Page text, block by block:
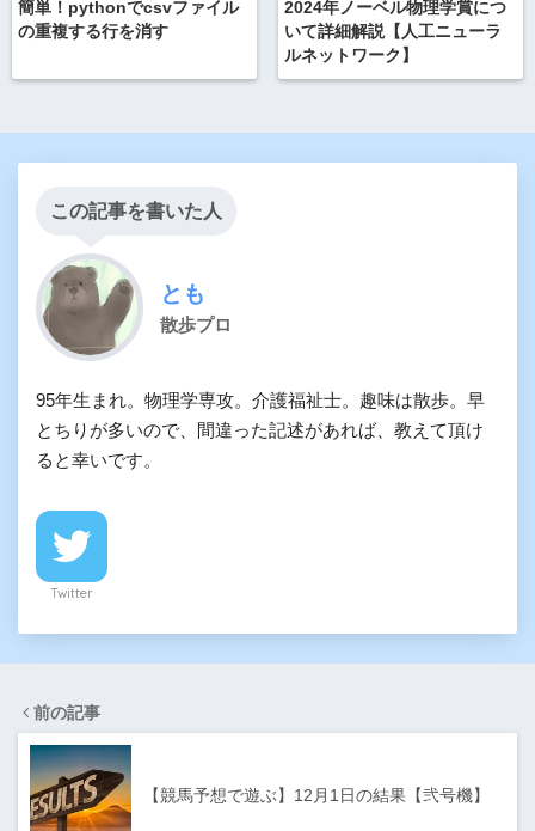
簡単！pythonでcsvファイル
の重複する行を消す
2024年ノーベル物理学賞につ
いて詳細解説【人工ニューラ
ルネットワーク】
この記事を書いた人
とも
散歩プロ
95年生まれ。物理学専攻。介護福祉士。趣味は散歩。早
とちりが多いので、間違った記述があれば、教えて頂け
ると幸いです。
Twitter
前の記事
【競馬予想で遊ぶ】12月1日の結果【弐号機】